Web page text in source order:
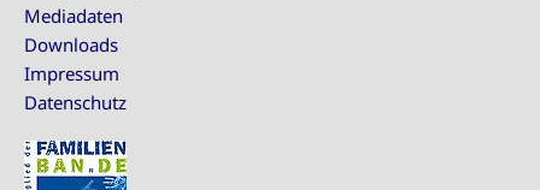
Mediadaten
Downloads
Impressum
Datenschutz